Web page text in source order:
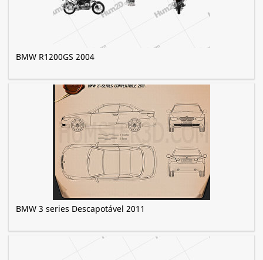
BMW R1200GS 2004
BMW 3 series Descapotável 2011